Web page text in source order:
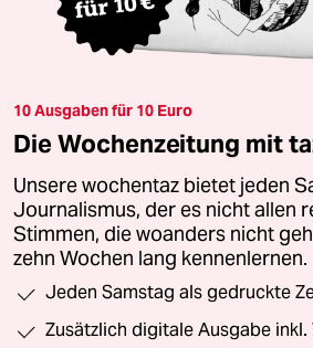
10 Ausgaben für 10 Euro
Die Wochenzeitung mit
Unsere wochentaz bietet jeden
Journalismus, der es nicht allen
Stimmen, die woanders nicht
zehn Wochen lang kennenlernen.
Jeden Samstag als gedruckte
Zusätzlich digitale Ausgabe